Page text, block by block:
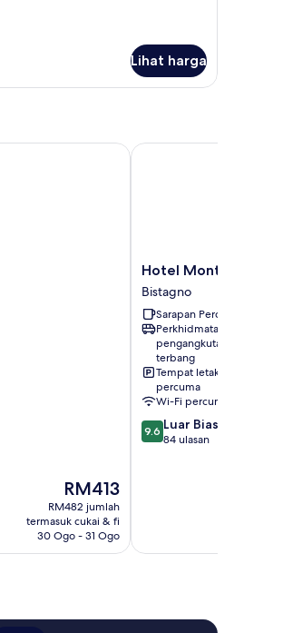
Lihat harga
Harga
ialah
RM413
RM413
RM482 jumlah
termasuk cukai & fi
30 Ogo - 31 Ogo
Hotel
Monteverde
Bistagno
Hotel Monteverde
Bistagno
Sarapan Percuma
Perkhidmatan
pengangkutan lapangan
terbang
Tempat letak kenderaan
percuma
Wi-Fi percuma
9.6
daripada
9.6 Luar Biasa
84 ulasan
Hotel Monteverde